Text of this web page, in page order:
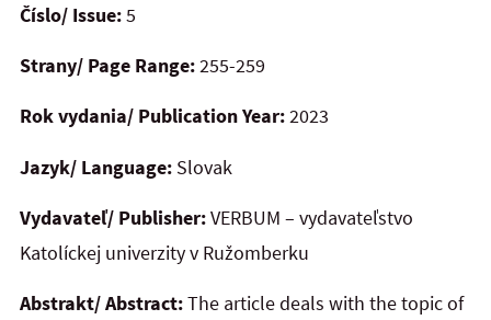
Číslo/ Issue:5
Strany/ Page Range:255-259
Rok vydania/ Publication Year:2023
Jazyk/ Language: Slovak
Vydavateľ/ Publisher:VERBUM – vydavateľstvo
Katolíckej univerzity v Ružomberku
Abstrakt/ Abstract:The article deals with the topic of